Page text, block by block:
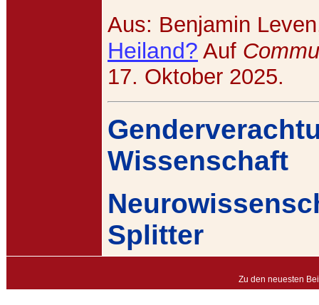
Aus: Benjamin
Heiland? Auf
17. Oktober 2025.
Wissenschaft
Splitter
Zu den neuesten